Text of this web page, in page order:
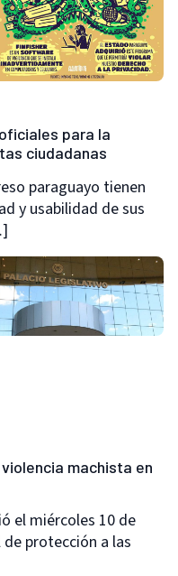
para la
ciudadanas
paraguayo tienen
y usabilidad de sus
machista en
el miércoles 10 de
protección a las